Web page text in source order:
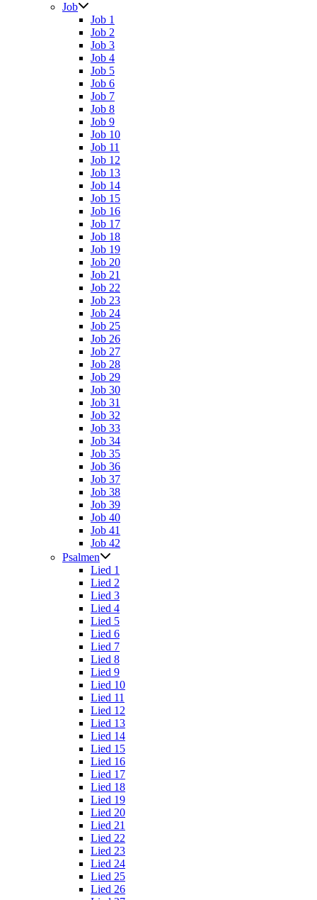
Job
Job 1
Job 2
Job 3
Job 4
Job 5
Job 6
Job 7
Job 8
Job 9
Job 10
Job 11
Job 12
Job 13
Job 14
Job 15
Job 16
Job 17
Job 18
Job 19
Job 20
Job 21
Job 22
Job 23
Job 24
Job 25
Job 26
Job 27
Job 28
Job 29
Job 30
Job 31
Job 32
Job 33
Job 34
Job 35
Job 36
Job 37
Job 38
Job 39
Job 40
Job 41
Job 42
Psalmen
Lied 1
Lied 2
Lied 3
Lied 4
Lied 5
Lied 6
Lied 7
Lied 8
Lied 9
Lied 10
Lied 11
Lied 12
Lied 13
Lied 14
Lied 15
Lied 16
Lied 17
Lied 18
Lied 19
Lied 20
Lied 21
Lied 22
Lied 23
Lied 24
Lied 25
Lied 26